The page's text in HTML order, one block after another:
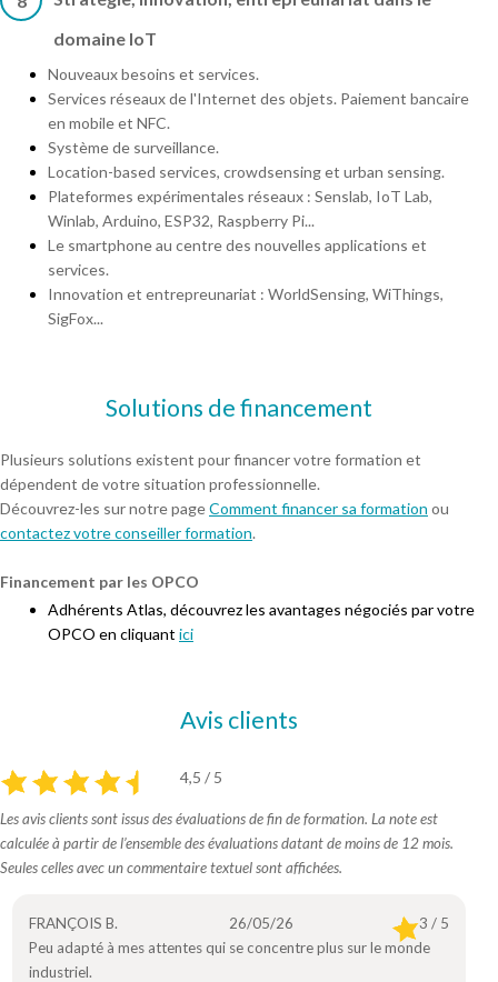
domaine IoT
Nouveaux besoins et services.
Services réseaux de l'Internet des objets. Paiement bancaire
en mobile et NFC.
Système de surveillance.
Location-based services, crowdsensing et urban sensing.
Plateformes expérimentales réseaux : Senslab, IoT Lab,
Winlab, Arduino, ESP32, Raspberry Pi...
Le smartphone au centre des nouvelles applications et
services.
Innovation et entrepreunariat : WorldSensing, WiThings,
SigFox...
Solutions de financement
Plusieurs solutions existent pour financer votre formation et
dépendent de votre situation professionnelle.
Découvrez-les sur notre pageComment financer sa formation ou
contactez votre conseiller formation.
Financement par les OPCO
Adhérents Atlas, découvrez les avantages négociés par votre
OPCO en cliquant ici
Avis clients
4,5 / 5
Les avis clients sont issus des évaluations de fin de formation. La note est
calculée à partir de l’ensemble des évaluations datant de moins de 12 mois.
Seules celles avec un commentaire textuel sont affichées.
FRANÇOIS B. 26/05/26
3 / 5
Peu adapté à mes attentes qui se concentre plus sur le monde
industriel.